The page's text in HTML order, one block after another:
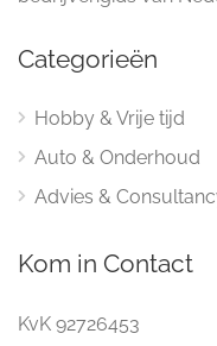
Categorieën
Hobby & Vrije tijd
Auto & Onderhoud
Advies &
Kom in Contact
KvK 92726453